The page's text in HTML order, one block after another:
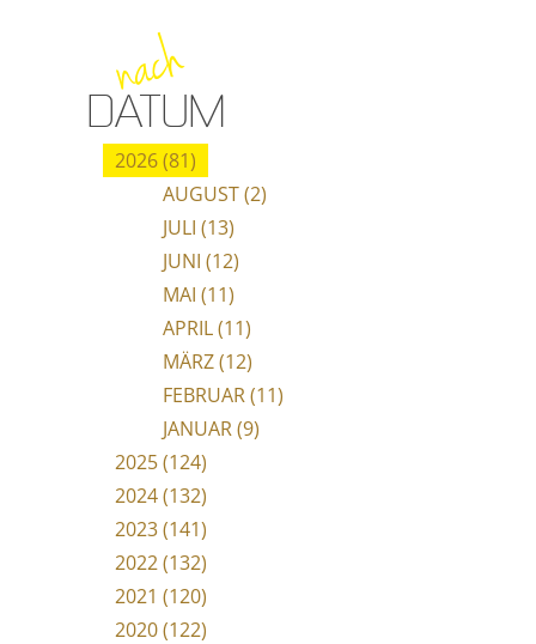
nach
DATUM
2026 (81)
AUGUST (2)
JULI (13)
JUNI (12)
MAI (11)
APRIL (11)
MÄRZ (12)
FEBRUAR (11)
JANUAR (9)
2025 (124)
2024 (132)
2023 (141)
2022 (132)
2021 (120)
2020 (122)